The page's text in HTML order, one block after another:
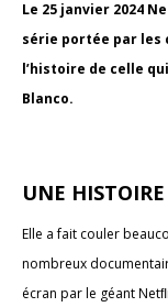
Le 25 janvier 2024
série portée par les
l’histoire de celle
Blanco.
UNE
Elle a fait couler
nombreux
écran par le géant